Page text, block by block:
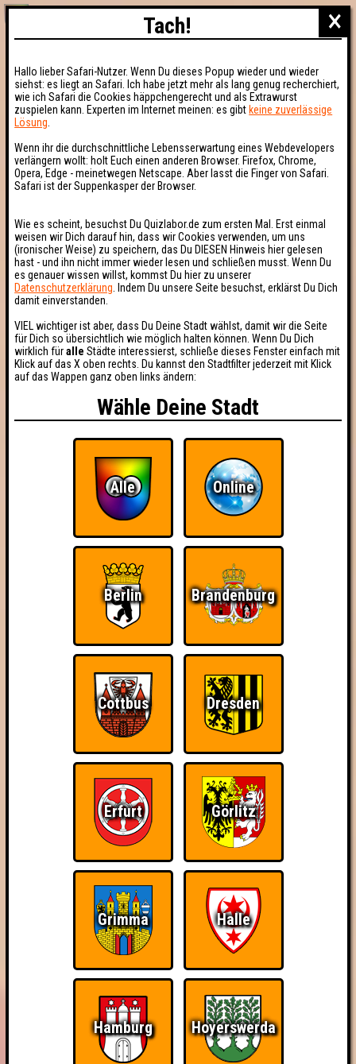
×
Tach!
Hallo lieber Safari-Nutzer. Wenn Du dieses Popup wieder und wieder
siehst: es liegt an Safari. Ich habe jetzt mehr als lang genug recherchiert,
wie ich Safari die Cookies häppchengerecht und als Extrawurst
zuspielen kann. Experten im Internet meinen: es gibt keine zuverlässige
Lösung
Wenn ihr die durchschnittliche Lebensserwartung eines Webdevelopers
verlängern wollt: holt Euch einen anderen Browser. Firefox, Chrome,
Opera, Edge - meinetwegen Netscape. Aber lasst die Finger von Safari.
Safari ist der Suppenkasper der Browser.
Wie es scheint, besuchst Du Quizlabor.de zum ersten Mal. Erst einmal
weisen wir Dich darauf hin, dass wir Cookies verwenden, um uns
(ironischer Weise) zu speichern, das Du DIESEN Hinweis hier gelesen
hast - und ihn nicht immer wieder lesen und schließen musst. Wenn Du
es genauer wissen willst, kommst Du hier zu unserer
Datenschutzerklärung . Indem Du unsere Seite besuchst, erklärst Du Dich
damit einverstanden.
VIEL wichtiger ist aber, dass Du Deine Stadt wählst, damit wir die Seite
für Dich so übersichtlich wie möglich halten können. Wenn Du Dich
wirklich füralle Städte interessierst, schließe dieses Fenster einfach mit
Klick auf das X oben rechts. Du kannst den Stadtfilter jederzeit mit Klick
auf das Wappen ganz oben links ändern:
Wähle Deine Stadt
Alle Online
Berlin Brandenburg
Cottbus Dresden
Erfurt Görlitz
Grimma Halle
Hamburg Hoyerswerda